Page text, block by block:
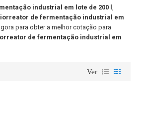
industrial em lote de 200 l ,
de fermentação industrial em
para obter a melhor cotação para
de fermentação industrial em
Ver